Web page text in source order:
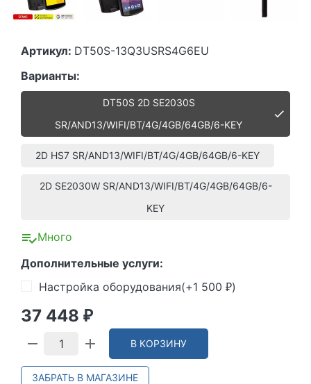
Артикул: DT50S-13Q3USRS4G6EU
Варианты:
DT50S 2D SE2030S
SR/AND13/WIFI/BT/4G/4GB/64GB/6-KEY
2D HS7 SR/AND13/WIFI/BT/4G/4GB/64GB/6-KEY
2D SE2030W SR/AND13/WIFI/BT/4G/4GB/64GB/6-
KEY
Много
Дополнительные услуги:
Настройка оборудования(+1 500 ₽)
37 448 ₽
В КОРЗИНУ
ЗАБРАТЬ В МАГАЗИНЕ